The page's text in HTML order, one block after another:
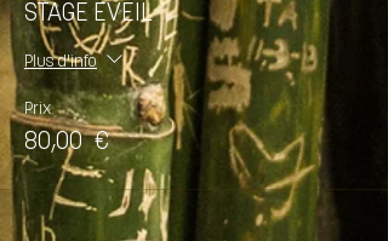
STAGE EVEIL
Plus d'info
Prix
80,00 €